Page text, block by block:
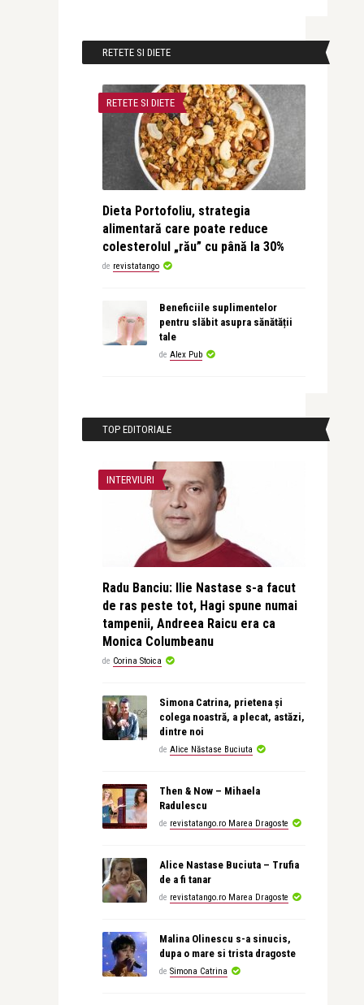
RETETE SI DIETE
RETETE SI DIETE
Dieta Portofoliu, strategia
alimentară care poate reduce
colesterolul „rău” cu până la 30%
de revistatango
Beneficiile suplimentelor
pentru slăbit asupra sănătății
tale
de Alex Pub
TOP EDITORIALE
INTERVIURI
Radu Banciu: Ilie Nastase s-a facut
de ras peste tot, Hagi spune numai
tampenii, Andreea Raicu era ca
Monica Columbeanu
de Corina Stoica
Simona Catrina, prietena și
colega noastră, a plecat, astăzi,
dintre noi
de Alice Năstase Buciuta
Then & Now – Mihaela
Radulescu
de revistatango.ro Marea Dragoste
Alice Nastase Buciuta – Trufia
de a fi tanar
de revistatango.ro Marea Dragoste
Malina Olinescu s-a sinucis,
dupa o mare si trista dragoste
de Simona Catrina